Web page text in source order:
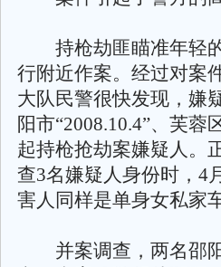
持枪劫匪瞄准年轻的
行附近作案。经过对案
大队民警很快发现，嫌
阳市“2008.10.4”、芙蓉
起持枪抢劫案嫌疑人。
查3名嫌疑人身份时，4
害人同样是单身女私家
并案调查，两名邵阳